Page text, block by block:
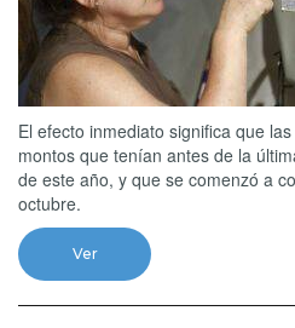
El efecto inmediato significa que
montos que tenían antes de la
de este año, y que se comenzó a
octubre.
Ver